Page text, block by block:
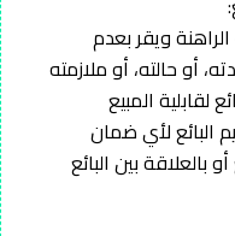
ويقر بعدم
أو حالته، أو ملازمته
لقابلية المبيع
البائع لأي ضمان
بالعلاقة بين البائع